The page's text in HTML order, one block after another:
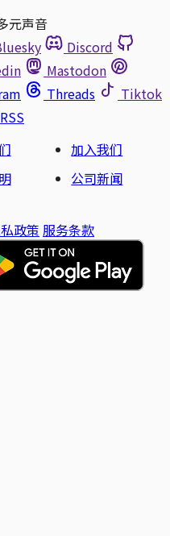
元声音
Discord
Mastodon
Threads
Tiktok
RSS
加入我们
公司新闻
政策 服务条款